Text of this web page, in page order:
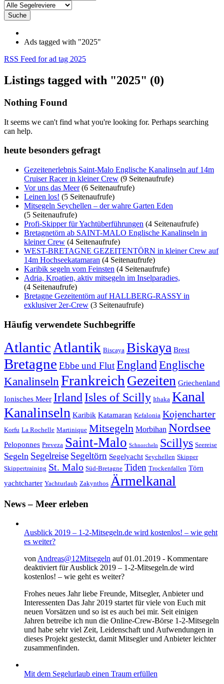
Suche
Ads tagged with "2025"
RSS Feed for ad tag 2025
Listings tagged with "2025" (0)
Nothing Found
It seems we can't find what you're looking for. Perhaps searching
can help.
heute besonders gefragt
Gezeitenerlebnis Saint-Malo Englische Kanalinseln auf 14m
Cruiser Racer in kleiner Crew (9 Seitenaufrufe)
Vor uns das Meer(6 Seitenaufrufe)
Leinen los! (5 Seitenaufrufe)
Mitsegeln Seychellen – der wahre Garten Eden
(5 Seitenaufrufe)
Profi-Skipper für Yachtüberführungen (4 Seitenaufrufe)
Bretagnetörn ab SAINT-MALO Englische Kanalinseln in
kleiner Crew (4 Seitenaufrufe)
WEST-BRETAGNE GEZEITENTÖRN in kleiner Crew auf
14m Hochseekatamaran (4 Seitenaufrufe)
Karibik segeln vom Feinsten (4 Seitenaufrufe)
Adria, Kroatien, aktiv mitsegeln im Inselparadies,
(4 Seitenaufrufe)
Bretagne Gezeitentörn auf HALLBERG-RASSY in
exklusiver 2er-Crew (3 Seitenaufrufe)
Häufig verwendete Suchbegriffe
AtlanticAtlantik Biscaya Biskaya Brest
Bretagne Ebbe und Flut EnglandEnglische
KanalinselnFrankreichGezeiten Griechenland
Ionisches Meer IrlandIsles of Scilly Ithaka Kanal
Kanalinseln Karibik Katamaran Kefalonia Kojencharter
Korfu La Rochelle Martinique Mitsegeln Morbihan Nordsee
Peloponnes Preveza Saint-Malo Schnorcheln Scillys Seereise
Segeln Segelreise Segeltörn Segelyacht Seychellen Skipper
Skippertraining St. Malo Süd-Bretagne Tiden Trockenfallen Törn
yachtcharter Yachturlaub Zakynthos Ärmelkanal
News – Meer erleben
Ausblick 2019 – 1-2-Mitsegeln.de wird kostenlos! – wie geht
es weiter?
von Andreas@12Mitsegeln auf 01.01.2019 - Kommentare
deaktiviert für Ausblick 2019 – 1-2-Mitsegeln.de wird
kostenlos! – wie geht es weiter?
Frohes neues Jahr liebe Freunde, Mitsegler, Anbieter und
Interessenten Das Jahr 2019 startet für viele von Euch mit
neuen Vorsätzen und so ist es auch bei mir. Seit einigen
Jahren betreibe ich nun die Online-Crew-Börse 1-2-Mitsegeln
und habe sehr viel Zeit, Leidenschaft und Aufwendungen in
dieses Projekt gesteckt, damit Mitsegler und Anbieter leichter
zusammenfinden.
Mit dem Segelurlaub einen Traum erfüllen